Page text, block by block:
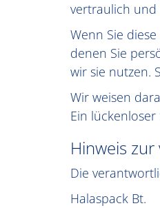
vertraulich und
Wenn Sie
denen Sie
wir sie nutzen.
Wir weisen
Ein
Hinweis
Die
Halaspack Bt.